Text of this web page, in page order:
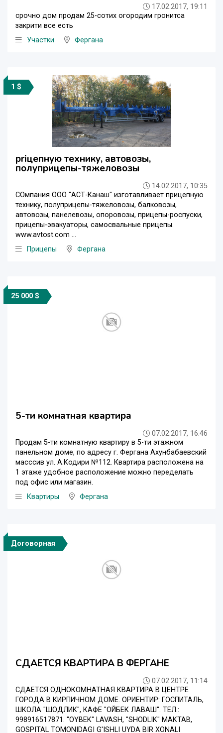
17.02.2017, 19:11
срочно дом продам 25-сотих огородим гронитса
закрити все есть
Участки
Фергана
1 $
priцепную технику, автовозы,
полуприцепы-тяжеловозы
14.02.2017, 10:35
COмпания ООО "АСТ-Канаш" изготавливает прицепную
технику, полуприцепы-тяжеловозы, балковозы,
автовозы, панелевозы, опоровозы, прицепы-роспуски,
прицепы-эвакуаторы, самосвальные прицепы.
www.avtost.com ...
Прицепы
Фергана
25 000 $
5-ти комнатная квартира
07.02.2017, 16:46
Продам 5-ти комнатную квартиру в 5-ти этажном
панельном доме, по адресу г. Фергана Ахунбабаевский
масссив ул. А.Кодири №112. Квартира расположена на
1 этаже удобное расположение можно переделать
под офис или магазин.
Квартиры
Фергана
Договорная
СДАЕТСЯ КВАРТИРА В ФЕРГАНЕ
07.02.2017, 11:14
СДАЕТСЯ ОДНОКОМНАТНАЯ КВАРТИРА В ЦЕНТРЕ
ГОРОДА В КИРПИЧНОМ ДОМЕ. ОРИЕНТИР: ГОСПИТАЛЬ,
ШКОЛА "ШОДЛИК", КАФЕ "ОЙБЕК ЛАВАШ". ТЕЛ.:
998916517871. "OYBEK" LAVASH, "SHODLIK" MAKTAB,
GOSPITAL TOMONIDAGI G'ISHLI UYDA BIR XONALI